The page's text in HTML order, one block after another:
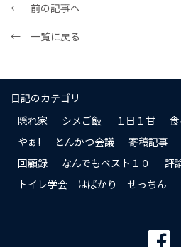
← 前の記事へ
← 一覧に戻る
日記のカテゴリ
隠れ家
シメご飯 １日１甘
やぁ!
とんかつ会議 寄稿記事
回顧録
なんでもベスト１０
評
トイレ学会 はばかり せっちん